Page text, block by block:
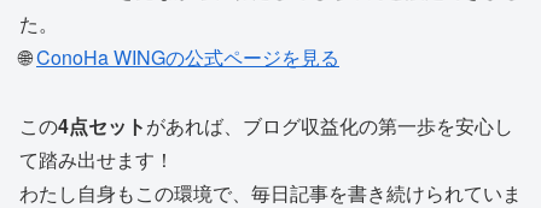
た。
🌐ConoHa WINGの公式ページを見る
この4点セットがあれば、ブログ収益化の第一歩を安心し
て踏み出せます！
わたし自身もこの環境で、毎日記事を書き続けられていま